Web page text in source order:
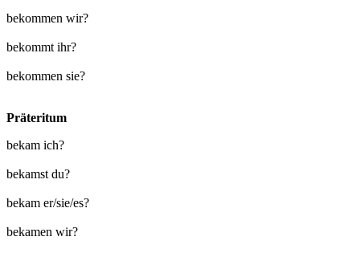
bekommen wir?
bekommt ihr?
bekommen sie?
Präteritum
bekam ich?
bekamst du?
bekam er/sie/es?
bekamen wir?